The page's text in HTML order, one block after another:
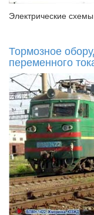
Электрические
Тормозное
переменного